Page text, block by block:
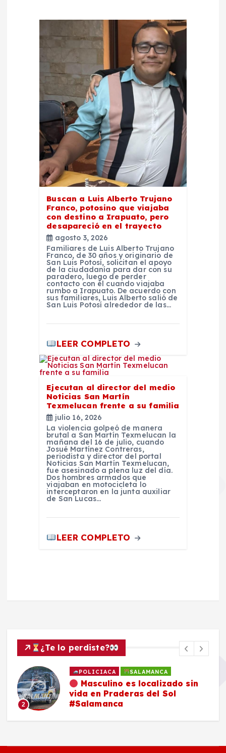
Buscan a Luis Alberto Trujano
Franco, potosino que viajaba
con destino a Irapuato, pero
desapareció en el trayecto
agosto 3, 2026
Familiares de Luis Alberto Trujano
Franco, de 30 años y originario de
San Luis Potosí, solicitan el apoyo
de la ciudadanía para dar con su
paradero, luego de perder
contacto con él cuando viajaba
rumbo a Irapuato. De acuerdo con
sus familiares, Luis Alberto salió de
San Luis Potosí alrededor de las…
LEER COMPLETO
Ejecutan al director del medio
Noticias San Martín
Texmelucan frente a su familia
julio 16, 2026
La violencia golpeó de manera
brutal a San Martín Texmelucan la
mañana del 16 de julio, cuando
Josué Martínez Contreras,
periodista y director del portal
Noticias San Martín Texmelucan,
fue asesinado a plena luz del día.
Dos hombres armados que
viajaban en motocicleta lo
interceptaron en la junta auxiliar
de San Lucas…
LEER COMPLETO
¿Te lo perdiste?
2
POLICIACA SALAMANCA
Masculino es localizado sin
vida en Praderas del Sol
#Salamanca